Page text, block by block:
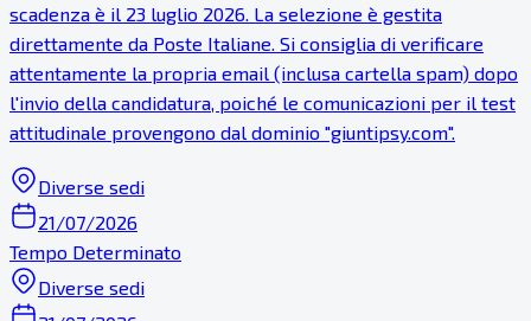
scadenza è il 23 luglio 2026. La selezione è gestita
direttamente da Poste Italiane. Si consiglia di verificare
attentamente la propria email (inclusa cartella spam) dopo
l'invio della candidatura, poiché le comunicazioni per il test
attitudinale provengono dal dominio "giuntipsy.com".
Diverse sedi
21/07/2026
Tempo Determinato
Diverse sedi